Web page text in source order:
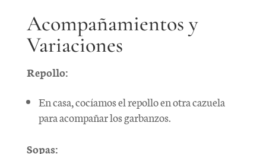
Acompañamientos y
Variaciones
Repollo:
En casa, cocíamos el repollo en otra cazuela
para acompañar los garbanzos.
Sopas: